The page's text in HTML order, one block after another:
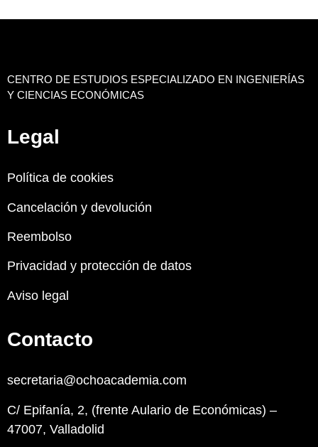
CENTRO DE ESTUDIOS ESPECIALIZADO EN INGENIERÍAS
Y CIENCIAS ECONÓMICAS
Legal
Política de cookies
Cancelación y devolución
Reembolso
Privacidad y protección de datos
Aviso legal
Contacto
secretaria@ochoacademia.com
C/ Epifanía, 2, (frente Aulario de Económicas) –
47007, Valladolid